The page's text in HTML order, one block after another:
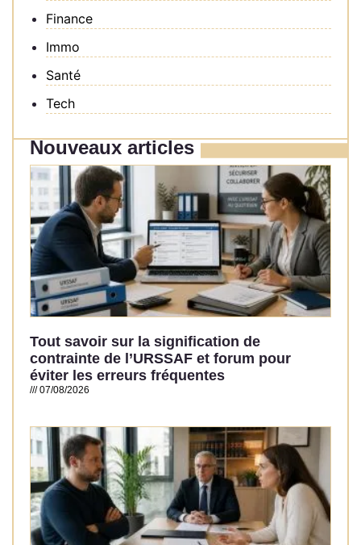
Finance
Immo
Santé
Tech
Nouveaux articles
Tout savoir sur la signification de
contrainte de l’URSSAF et forum pour
éviter les erreurs fréquentes
07/08/2026